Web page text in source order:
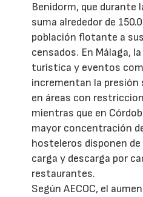
Benidorm, que durante
suma alrededor de
población flotante a
censados. En Málaga,
turística y eventos
incrementan la presión
en áreas con
mientras que en
mayor concentración
hosteleros disponen de
carga y descarga por
restaurantes.
Según AECOC, el